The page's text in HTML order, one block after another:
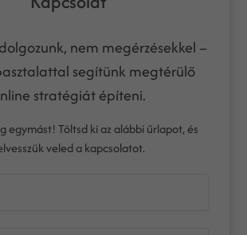
nem megérzésekkel –
segítünk megtérülő
stratégiát építeni.
egymást! Töltsd ki az alábbi űrlapot, és
veled a kapcsolatot.